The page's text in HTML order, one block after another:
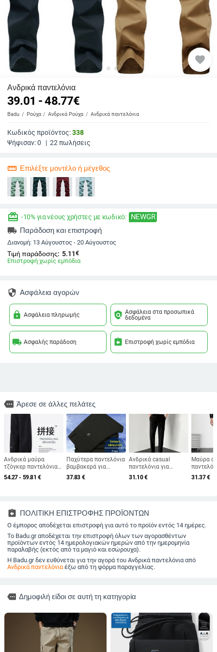
favorite
Ανδρικά παντελόνια
39.01 - 48.77€
Badu Ρούχα Ανδρικά Ρούχα Ανδρικά παντελόνια
Κωδικός προϊόντος:338
Ψήφισαν:0 | 22 πωλήσεις
straighten Επιλέξτε μοντέλο ή μέγεθος
redeem -10% για νέους χρήστες με κωδικό: NEWGR
local_shipping Παράδοση και επιστροφή
Διανομή: 13 Αύγουστος - 20 Αύγουστος
Τιμή παράδοσης: 5.11€
Επιστροφή χωρίς εμπόδια
security Ασφάλεια αγορών
lock Ασφάλεια πληρωμής policy Ασφάλεια στα προσωπικά
δεδομένα
local_shipping Ασφαλής παράδοση assignment_return Επιστροφή χωρίς εμπόδια
more Άρεσε σε άλλες πελάτες
Ανδρικά μαύρα
τζόγκερ παντελόνια
για την άνοιξη, ζεστά
και καθημερινά,
2026
54.27 - 59.81 €
Παχύτερα παντελόνια
βαμβακερά για
φθινοπωρο-χειμώνα,
υψηλή μέση, ευρύ ίσιο
37.83 €
Ανδρικά casual
παντελόνια για
άνοιξη-φθινόπωρο,
μαύρα, ελαφριά, στενή
31.10€
Μαύρα
γραμμή
πτώση,
31.37€
assignment_return ΠΟΛΙΤΙΚΗ ΕΠΙΣΤΡΟΦΗΣ ΠΡΟΪΟΝΤΩΝ
Ο έμπορος αποδέχεται επιστροφή για αυτό το προϊόν εντός 14 ημέρες.
Το Badu.gr αποδέχεται την επιστροφή όλων των αγορασθέντων
προϊόντων εντός 14 ημερολογιακών ημερών από την ημερομηνία
παραλαβής (εκτός από τα μαγιό και εσώρουχα).
Η Badu.gr δεν ευθύνεται για την αγορά του Ανδρικά παντελόνια από
Ανδρικά παντελόνιαέξω από τη φόρμα παραγγελίας.
more Δημοφιλή είδοι σε αυτή τη κατηγορία